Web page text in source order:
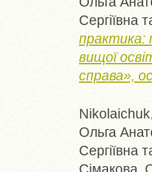
Сергіївна
практика:
вищої
справа»,
Ольга
Сергіївна
Сімакова,